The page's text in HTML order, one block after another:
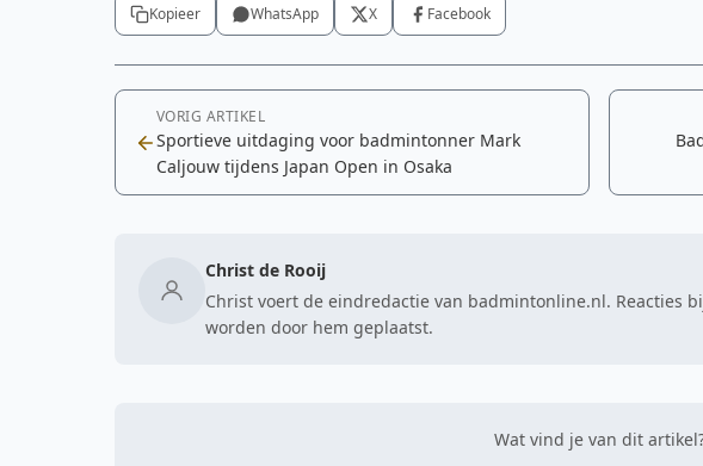
Kopieer WhatsApp X Facebook
VORIG ARTIKEL
Sportieve uitdaging voor badmintonner Mark
Caljouw tijdens Japan Open in Osaka
Christ de Rooij
Christ voert de eindredactie van badmintonline.nl. Reacties
worden door hem geplaatst.
Wat vind je van dit